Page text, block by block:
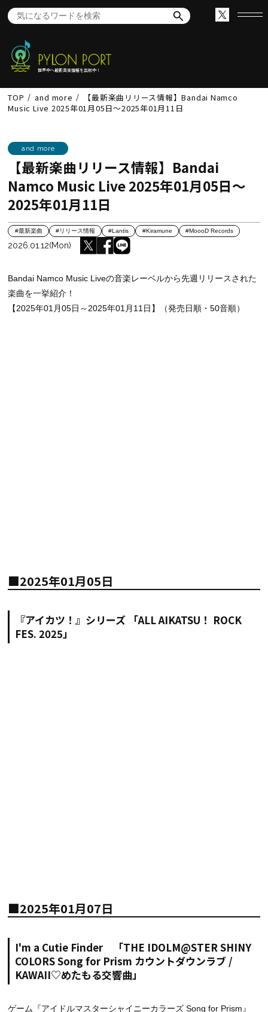
世界中へ最新音楽情報を出航中！
TOP and more
【最新楽曲リリース情報】Bandai Namco
Music Live 2025年01月05日～2025年01月11日
and more
【最新楽曲リリース情報】Bandai
Namco Music Live 2025年01月05日～
2025年01月11日
#最新楽曲 #リリース情報 #Lantis #Kiramune #MoooD Records
2026.01.12(Mon)
Bandai Namco Music Liveの音楽レーベルから先週リリースされた
楽曲を一挙紹介！
【2025年01月05日～2025年01月11日】（発売日順・50音順）
■2025年01月05日
『アイカツ！』シリーズ 「ALL AIKATSU！ ROCK
FES. 2025」
■2025年01月07日
I'm a Cutie Finder 「THE IDOLM@STER SHINY
COLORS Song for Prism カウントダウンラブ /
KAWAII♡めたもる交響曲」
ゲーム『アイドルマスターシャイニーカラーズ Song for Prism』